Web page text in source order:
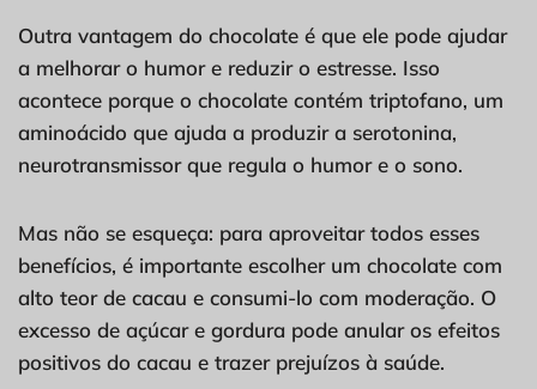
Outra vantagem do chocolate é que ele pode ajudar
a melhorar o humor e reduzir o estresse. Isso
acontece porque o chocolate contém triptofano, um
aminoácido que ajuda a produzir a serotonina,
neurotransmissor que regula o humor e o sono.
Mas não se esqueça: para aproveitar todos esses
benefícios, é importante escolher um chocolate com
alto teor de cacau e consumi-lo com moderação. O
excesso de açúcar e gordura pode anular os efeitos
positivos do cacau e trazer prejuízos à saúde.